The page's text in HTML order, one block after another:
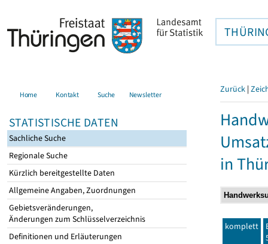
Home Kontakt Suche Newsletter
STATISTISCHE DATEN
Sachliche Suche
Regionale Suche
Kürzlich bereitgestellte Daten
Allgemeine Angaben, Zuordnungen
Gebietsveränderungen,
Änderungen zum Schlüsselverzeichnis
Definitionen und Erläuterungen
Zurück |
in
komplett